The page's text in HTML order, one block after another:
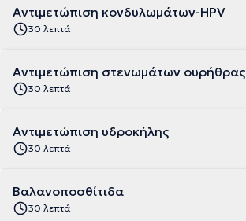
Αντιμετώπιση κονδυλωμάτων-HPV
30 λεπτά
Αντιμετώπιση στενωμάτων ουρήθρας
30 λεπτά
Αντιμετώπιση υδροκήλης
30 λεπτά
Βαλανοποσθίτιδα
30 λεπτά